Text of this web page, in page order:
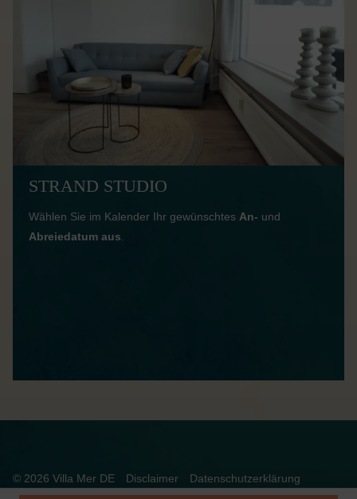
STRAND STUDIO
Wählen Sie im Kalender Ihr gewünschtes An- und
Abreiedatum aus
© 2026 Villa Mer DE Disclaimer
Datenschutzerklärung